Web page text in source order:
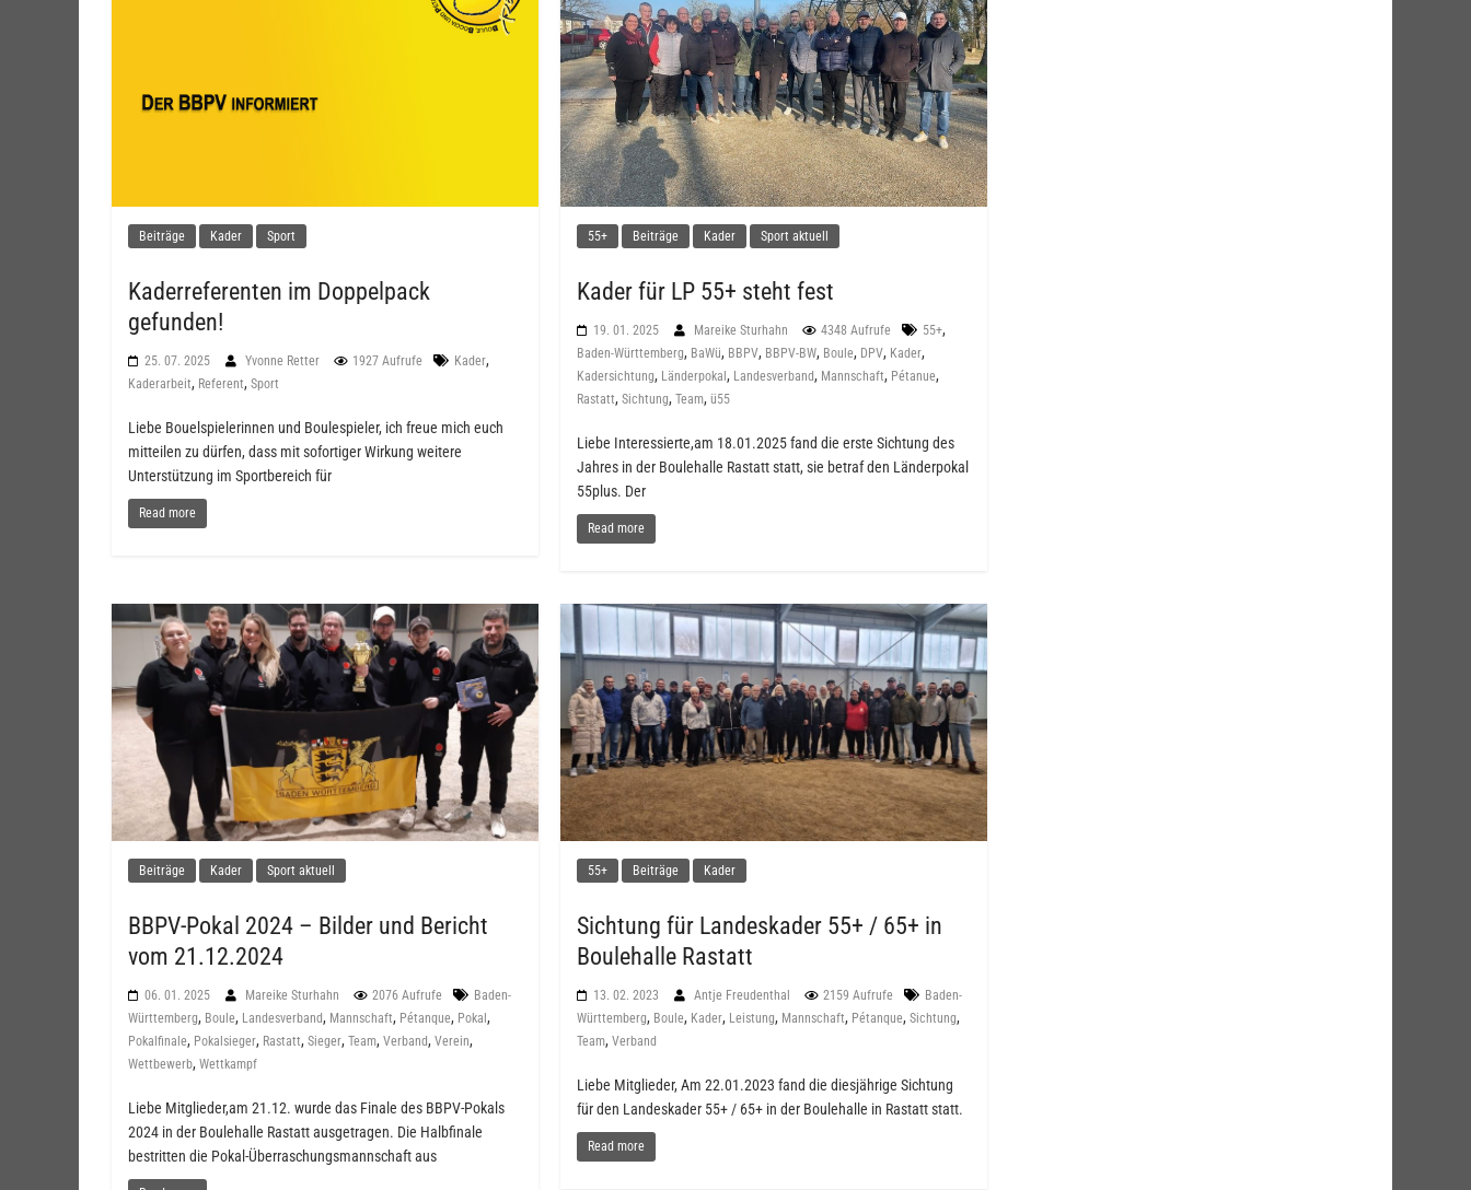
Beiträge Kader Sport
Kaderreferenten im Doppelpack
gefunden!
25. 07. 2025 Yvonne Retter 1927 Aufrufe Kader,
Kaderarbeit, Referent, Sport
Liebe Bouelspielerinnen und Boulespieler, ich freue mich euch
mitteilen zu dürfen, dass mit sofortiger Wirkung weitere
Unterstützung im Sportbereich für
Read more
55+ Beiträge Kader Sport aktuell
Kader für LP 55+ steht fest
19. 01. 2025 Mareike Sturhahn 4348 Aufrufe 55+,
Baden-Württemberg, BaWü, BBPV, BBPV-BW, Boule, DPV, Kader,
Kadersichtung, Länderpokal, Landesverband, Mannschaft, Pétanue,
Rastatt,Sichtung,Team,ü55
Liebe Interessierte,am 18.01.2025 fand die erste Sichtung des
Jahres in der Boulehalle Rastatt statt, sie betraf den Länderpokal
55plus. Der
Read more
Beiträge Kader Sport aktuell
BBPV-Pokal 2024 – Bilder und Bericht
vom 21.12.2024
06. 01. 2025 Mareike Sturhahn 2076 Aufrufe
Baden-
Württemberg, Boule, Landesverband, Mannschaft, Pétanque, Pokal ,
Pokalfinale, Pokalsieger, Rastatt, Sieger, Team, Verband, Verein,
Wettbewerb, Wettkampf
Liebe Mitglieder,am 21.12. wurde das Finale des BBPV-Pokals
2024 in der Boulehalle Rastatt ausgetragen. Die Halbfinale
bestritten die Pokal-Überraschungsmannschaft aus
55+ Beiträge Kader
Sichtung für Landeskader 55+ / 65+ in
Boulehalle Rastatt
13. 02. 2023 Antje Freudenthal 2159 Aufrufe
Baden-
Württemberg, Boule, Kader, Leistung, Mannschaft, Pétanque,Sichtung,
Team,Verband
Liebe Mitglieder, Am 22.01.2023 fand die diesjährige Sichtung
für den Landeskader 55+ / 65+ in der Boulehalle in Rastatt statt.
Read more